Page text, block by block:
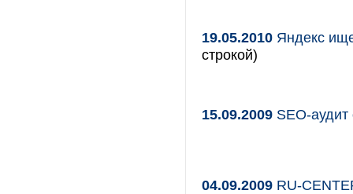
19.05.2010 Яндекс
строкой)
15.09.2009 SEO-
04.09.2009 RU-